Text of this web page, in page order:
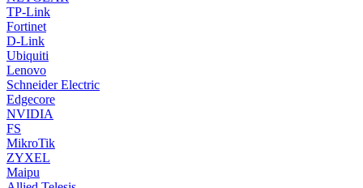
TP-Link
Fortinet
D-Link
Ubiquiti
Lenovo
Schneider Electric
Edgecore
NVIDIA
FS
MikroTik
ZYXEL
Maipu